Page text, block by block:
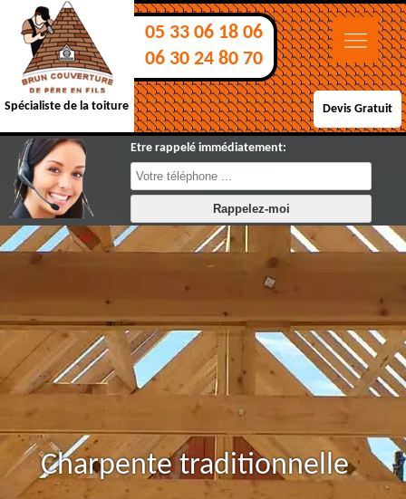
Spécialiste de la toiture
05 33 06 18 06
06 30 24 80 70
Devis Gratuit
Etre rappelé immédiatement:
Charpente traditionnelle